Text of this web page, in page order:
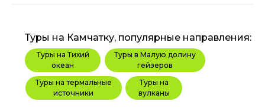
Туры на Тихий
океан
Туры на
вулканы
Туры в Малую долину
гейзеров
Туры на термальные
источники
Туры на Камчатку, популярные направления: